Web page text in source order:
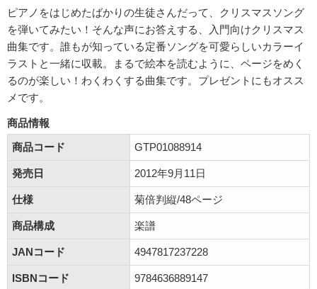
ピアノをはじめたばかりの生徒さんだって、クリスマスソング
を弾いてみたい！そんな声にお答えする、入門向けクリスマス
曲集です。誰もが知っている定番ソングを可愛らしいカラーイ
ラストと一緒に収載。まるで絵本を読むように、ページをめく
るのが楽しい！わくわくする曲集です。プレゼントにもオスス
メです。
商品情報
商品コード
GTP01088914
発売日 2012年9月11日
仕様 菊倍判縦/48ページ
商品構成 楽譜
JANコード 4947817237228
ISBNコード 9784636889147